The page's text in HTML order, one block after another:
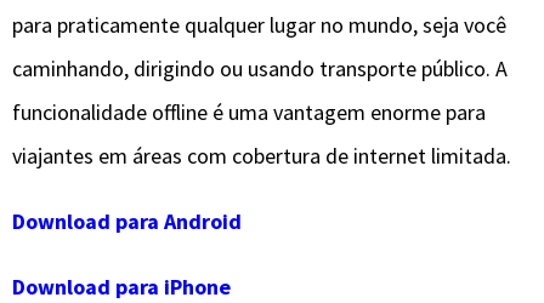
para praticamente qualquer lugar no mundo, seja você
caminhando, dirigindo ou usando transporte público. A
funcionalidade offline é uma vantagem enorme para
viajantes em áreas com cobertura de internet limitada.
Download para Android
Download para iPhone